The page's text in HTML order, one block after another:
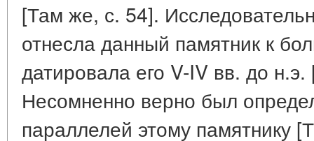
[Там же, с. 54].
отнесла данный памятник к
датировала его V-IV вв. до
Несомненно верно был
параллелей этому памятнику